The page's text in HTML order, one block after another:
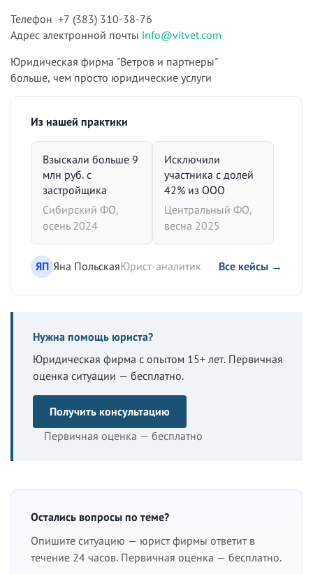
Телефон +7 (383) 310-38-76
Адрес электронной почты info@vitvet.com
Юридическая фирма "Ветров и партнеры"
больше, чем просто юридические услуги
Из нашей практики
Взыскали больше 9
млн руб. с
застройщика
Сибирский ФО,
осень 2024
Исключили
участника с долей
42% из ООО
Центральный ФО,
весна 2025
ЯП Яна ПольскаяЮрист-аналитик Все кейсы →
Нужна помощь юриста?
Юридическая фирма с опытом 15+ лет. Первичная
оценка ситуации — бесплатно.
Получить консультацию
Первичная оценка — бесплатно
Остались вопросы по теме?
Опишите ситуацию — юрист фирмы ответит в
течение 24 часов. Первичная оценка — бесплатно.